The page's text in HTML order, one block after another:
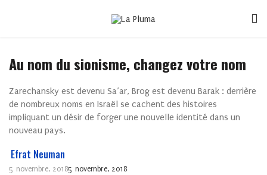
Au nom du sionisme, changez votre nom
Zarechansky est devenu Sa’ar, Brog est devenu Barak : derrière
de nombreux noms en Israël se cachent des histoires
impliquant un désir de forger une nouvelle identité dans un
nouveau pays.
Efrat Neuman
5 novembre, 20185 novembre, 2018